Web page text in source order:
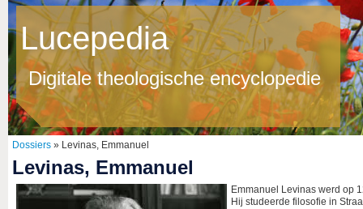
Lucepedia
Digitale theologische encyclopedie
Dossiers » Levinas, Emmanuel
Levinas, Emmanuel
Emmanuel Levinas werd op
Hij studeerde filosofie in